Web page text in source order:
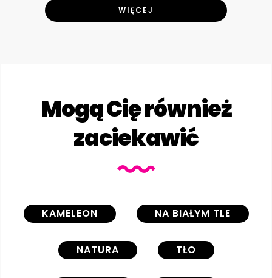
WIĘCEJ
Mogą Cię również
zaciekawić
KAMELEON NA BIAŁYM TLE
NATURA TŁO